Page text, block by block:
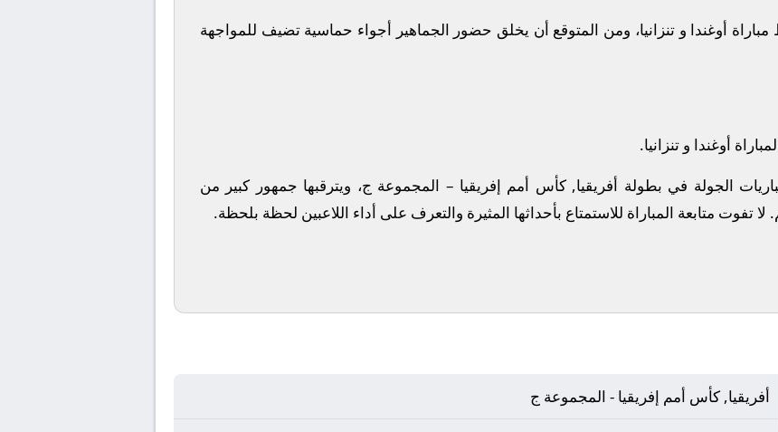
أوغندا و تنزانيا، ومن المتوقع أن يخلق حضور الجماهير أجواء حماسية تضيف للمواجهة
أوغندا و تنزانيا.
الجولة في بطولة أفريقيا, كأس أمم إفريقيا – المجموعة ج، ويترقبها جمهور كبير من
لا تفوت متابعة المباراة للاستمتاع بأحداثها المثيرة والتعرف على أداء اللاعبين لحظة بلحظة.
أفريقيا, كأس أمم إفريقيا - المجموعة ج